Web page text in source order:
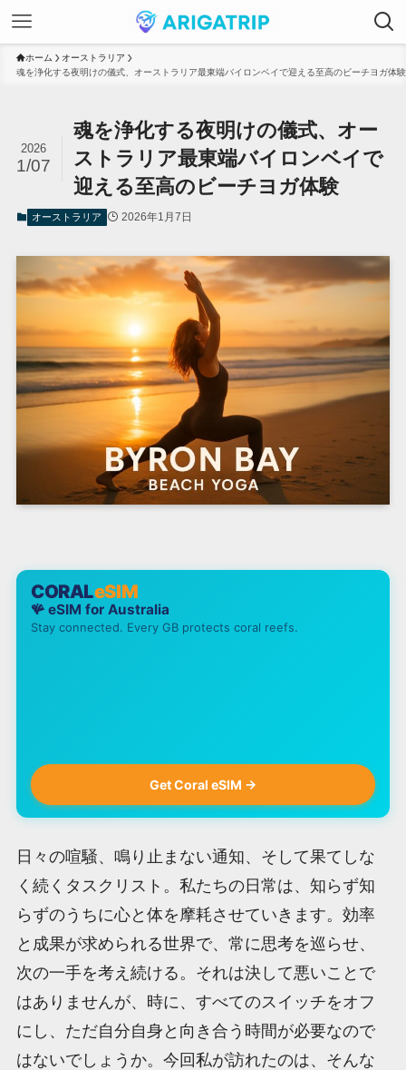
ホーム
オーストラリア
魂を浄化する夜明けの儀式、オーストラリア最東端バイロンベイで迎える至高のビーチヨガ体験
魂を浄化する夜明けの儀式、オー
ストラリア最東端バイロンベイで
迎える至高のビーチヨガ体験
2026
1/07
オーストラリア 2026年1月7日
CORALeSIM
🪸 eSIM for Australia
Stay connected. Every GB protects coral reefs.
Get Coral eSIM →
日々の喧騒、鳴り止まない通知、そして果てしな
く続くタスクリスト。私たちの日常は、知らず知
らずのうちに心と体を摩耗させていきます。効率
と成果が求められる世界で、常に思考を巡らせ、
次の一手を考え続ける。それは決して悪いことで
はありませんが、時に、すべてのスイッチをオフ
にし、ただ自分自身と向き合う時間が必要なので
はないでしょうか。今回私が訪れたのは、そんな